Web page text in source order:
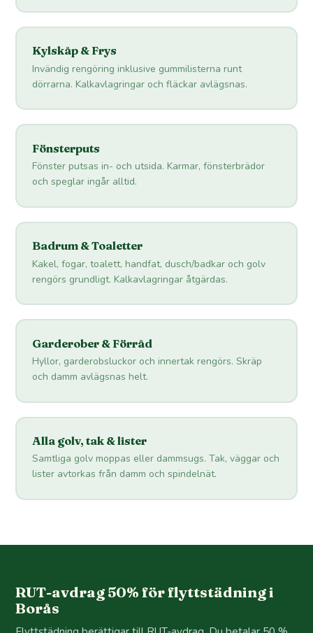
Kylskåp & Frys
Invändig rengöring inklusive gummilisterna runt
dörrarna. Kalkavlagringar och fläckar avlägsnas.
Fönsterputs
Fönster putsas in- och utsida. Karmar, fönsterbrädor
och speglar ingår alltid.
Badrum & Toaletter
Kakel, fogar, toalett, handfat, dusch/badkar och golv
rengörs grundligt. Kalkavlagringar åtgärdas.
Garderober & Förråd
Hyllor, garderobsluckor och innertak rengörs. Skräp
och damm avlägsnas helt.
Alla golv, tak & lister
Samtliga golv moppas eller dammsugs. Tak, väggar och
lister avtorkas från damm och spindelnät.
RUT-avdrag 50% för flyttstädning i
Borås